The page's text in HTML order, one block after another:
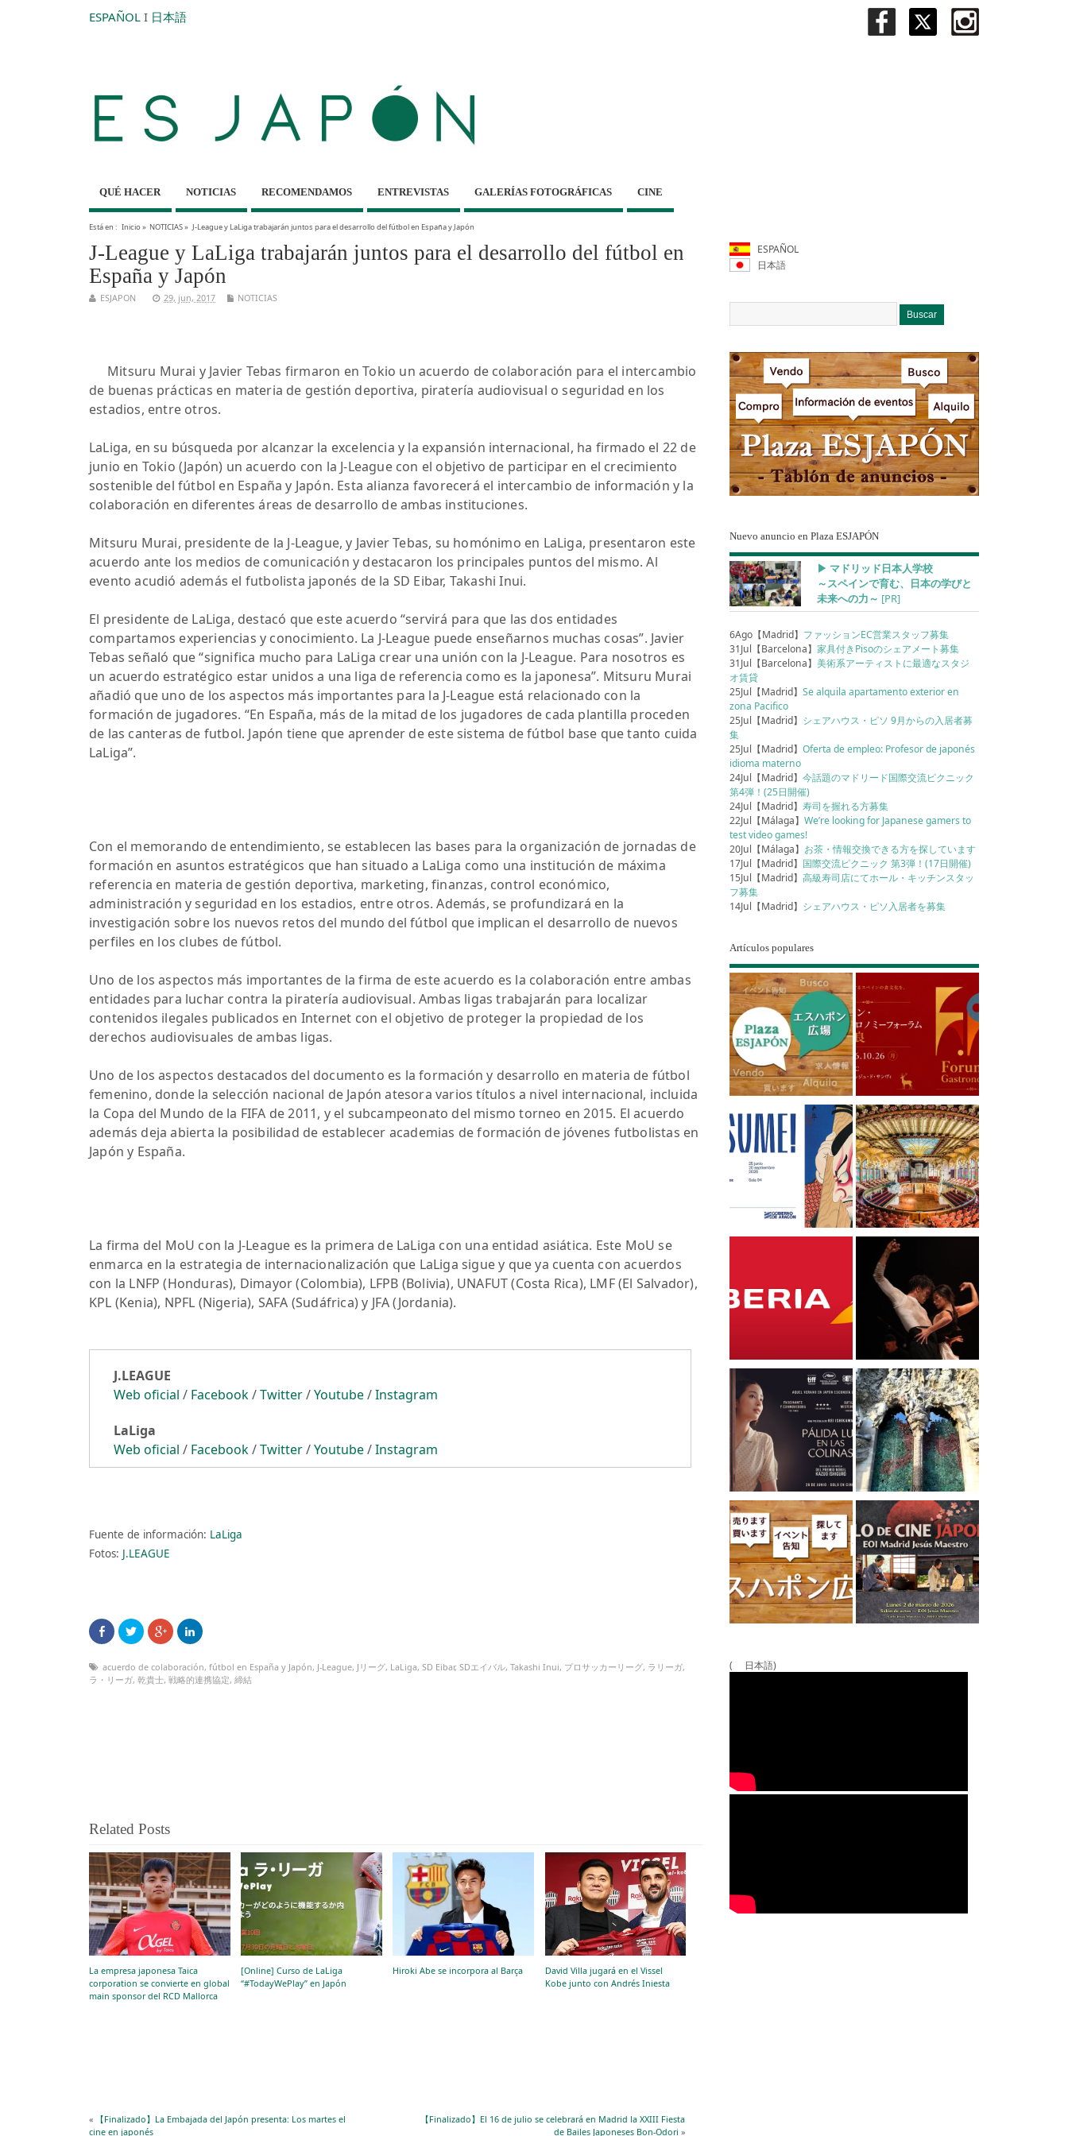
ESPAÑOL I 日本語
QUÉ HACER NOTICIAS RECOMENDAMOS ENTREVISTAS GALERÍAS FOTOGRÁFICAS CINE
Está en : Inicio» NOTICIAS» J-League y LaLiga trabajarán juntos para el desarrollo del fútbol en España y Japón
J-League y LaLiga trabajarán juntos para el desarrollo del fútbol en
España y Japón
ESJAPON 29, jun, 2017 NOTICIAS
Mitsuru Murai y Javier Tebas firmaron en Tokio un acuerdo de colaboración para el intercambio
de buenas prácticas en materia de gestión deportiva, piratería audiovisual o seguridad en los
estadios, entre otros.
LaLiga, en su búsqueda por alcanzar la excelencia y la expansión internacional, ha firmado el 22 de
junio en Tokio (Japón) un acuerdo con la J-League con el objetivo de participar en el crecimiento
sostenible del fútbol en España y Japón. Esta alianza favorecerá el intercambio de información y la
colaboración en diferentes áreas de desarrollo de ambas instituciones.
Mitsuru Murai, presidente de la J-League, y Javier Tebas, su homónimo en LaLiga, presentaron este
acuerdo ante los medios de comunicación y destacaron los principales puntos del mismo. Al
evento acudió además el futbolista japonés de la SD Eibar, Takashi Inui.
El presidente de LaLiga, destacó que este acuerdo “servirá para que las dos entidades
compartamos experiencias y conocimiento. La J-League puede enseñarnos muchas cosas”. Javier
Tebas señaló que “significa mucho para LaLiga crear una unión con la J-League. Para nosotros es
un acuerdo estratégico estar unidos a una liga de referencia como es la japonesa”. Mitsuru Murai
añadió que uno de los aspectos más importantes para la J-League está relacionado con la
formación de jugadores. “En España, más de la mitad de los jugadores de cada plantilla proceden
de las canteras de futbol. Japón tiene que aprender de este sistema de fútbol base que tanto cuida
LaLiga”.
Con el memorando de entendimiento, se establecen las bases para la organización de jornadas de
formación en asuntos estratégicos que han situado a LaLiga como una institución de máxima
referencia en materia de gestión deportiva, marketing, finanzas, control económico,
administración y seguridad en los estadios, entre otros. Además, se profundizará en la
investigación sobre los nuevos retos del mundo del fútbol que implican el desarrollo de nuevos
perfiles en los clubes de fútbol.
Uno de los aspectos más importantes de la firma de este acuerdo es la colaboración entre ambas
entidades para luchar contra la piratería audiovisual. Ambas ligas trabajarán para localizar
contenidos ilegales publicados en Internet con el objetivo de proteger la propiedad de los
derechos audiovisuales de ambas ligas.
Uno de los aspectos destacados del documento es la formación y desarrollo en materia de fútbol
femenino, donde la selección nacional de Japón atesora varios títulos a nivel internacional, incluida
la Copa del Mundo de la FIFA de 2011, y el subcampeonato del mismo torneo en 2015. El acuerdo
además deja abierta la posibilidad de establecer academias de formación de jóvenes futbolistas en
Japón y España.
La firma del MoU con la J-League es la primera de LaLiga con una entidad asiática. Este MoU se
enmarca en la estrategia de internacionalización que LaLiga sigue y que ya cuenta con acuerdos
con la LNFP (Honduras), Dimayor (Colombia), LFPB (Bolivia), UNAFUT (Costa Rica), LMF (El Salvador),
KPL (Kenia), NPFL (Nigeria), SAFA (Sudáfrica) y JFA (Jordania).
J.LEAGUE
Web oficial / Facebook/Twitter/Youtube/Instagram
LaLiga
Web oficial / Facebook/Twitter/Youtube/Instagram
Fuente de información: LaLiga
Fotos: J.LEAGUE
acuerdo de colaboración, fútbol en España y Japón, J-League, Jリーグ, LaLiga, SD Eibar, SDエイバル, Takashi Inui, プロサッカーリーグ, ラリーガ,
ラ・リーガ, 乾貴士, 戦略的連携協定, 締結
Related Posts
La empresa japonesa Taica
corporation se convierte en global
main sponsor del RCD Mallorca
[Online] Curso de LaLiga
“#TodayWePlay” en Japón
Hiroki Abe se incorpora al Barça
David Villa jugará en el Vissel
Kobe junto con Andrés Iniesta
« 【Finalizado】La Embajada del Japón presenta: Los martes el
cine en japonés
【Finalizado】El 16 de julio se celebrará en Madrid la XXIII Fiesta
de Bailes Japoneses Bon-Odori »
ESPAÑOL
日本語
Nuevo anuncio en Plaza ESJAPÓN
▶︎ マドリッド日本人学校
～スペインで育む、日本の学びと
未来への力～ [PR]
6Ago【Madrid】 ファッションEC営業スタッフ募集
31Jul【Barcelona】家具付きPisoのシェアメート募集
31Jul【Barcelona】美術系アーティストに最適なスタジ
オ賃貸
25Jul【Madrid】Se alquila apartamento exterior en
zona Pacifico
25Jul【Madrid】 シェアハウス・ピソ 9月からの入居者募
集
25Jul【Madrid】Oferta de empleo: Profesor de japonés
idioma materno
24Jul【Madrid】今話題のマドリード国際交流ピクニック
第4弾！(25日開催)
24Jul【Madrid】寿司を握れる方募集
22Jul【Málaga】We’re looking for Japanese gamers to
test video games!
20Jul【Málaga】 お茶・情報交換できる方を探しています
17Jul【Madrid】 国際交流ピクニック 第3弾！(17日開催)
15Jul【Madrid】高級寿司店にてホール・キッチンスタッ
フ募集
14Jul【Madrid】 シェアハウス・ピソ入居者を募集
Artículos populares
( 日本語)